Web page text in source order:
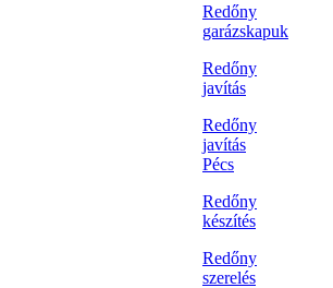
Redőny
garázskapuk
Redőny
javítás
Redőny
javítás
Pécs
Redőny
készítés
Redőny
szerelés